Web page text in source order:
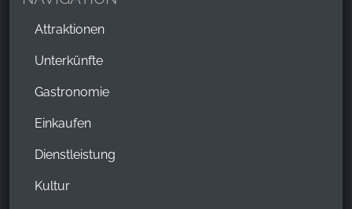
Attraktionen
Unterkünfte
Gastronomie
Einkaufen
Dienstleistung
Kultur